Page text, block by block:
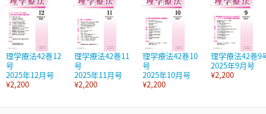
理学療法42巻12
号
2025年12月号
¥2,200
理学療法42巻11
号
2025年11月号
¥2,200
理学療法42巻10
号
2025年10月号
¥2,200
理学療法42巻9
2025年9月号
¥2,200